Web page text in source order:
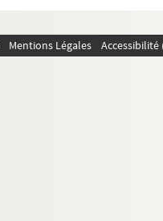
Mentions Légales